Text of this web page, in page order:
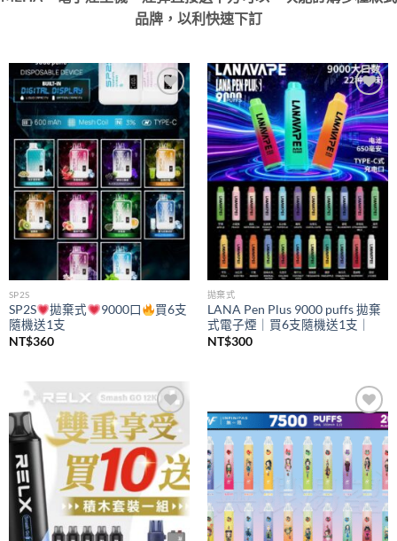
品牌，以利快速下訂
Add to
wishlist
SP2S
SP2S 拋棄式 9000口
買6支
隨機送1支
NT$360
Add to
wishlist
拋棄式
LANA Pen Plus 9000 puffs 拋棄
式電子煙｜買6支隨機送1支｜
NT$300
Add to
wishlist
Add to
wishlist